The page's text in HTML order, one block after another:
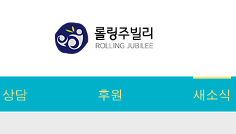
상담 후원 새소식